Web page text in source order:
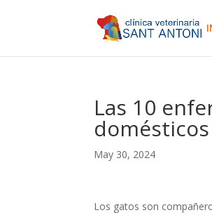
Las 10
domésticos
May 30, 2024
Los gatos son